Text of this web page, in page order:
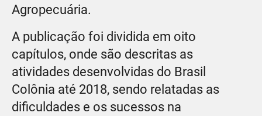
Agropecuária.
A publicação foi dividida em oito
capítulos, onde são descritas as
atividades desenvolvidas do Brasil
Colônia até 2018, sendo relatadas as
dificuldades e os sucessos na